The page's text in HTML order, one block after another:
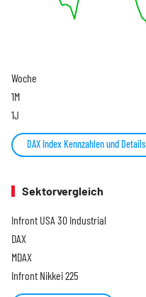
Woche
1M
1J
DAX Index Kennzahlen und Details
Sektorvergleich
Infront USA 30 Industrial
DAX
MDAX
Infront Nikkei 225